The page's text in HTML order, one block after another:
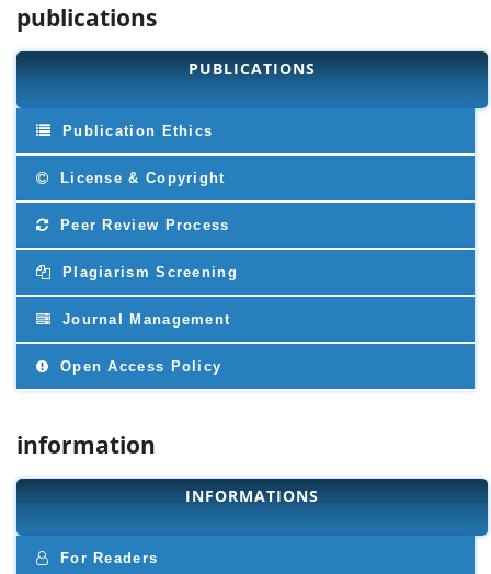
publications
PUBLICATIONS
Publication Ethics
License & Copyright
Peer Review Process
Plagiarism Screening
Journal Management
Open Access Policy
information
INFORMATIONS
For Readers